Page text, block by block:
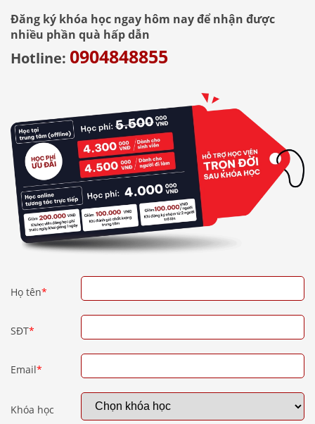
Đăng ký khóa học ngay hôm nay để nhận được
nhiều phần quà hấp dẫn
Hotline: 0904848855
Họ tên*
SĐT*
Email*
Khóa học